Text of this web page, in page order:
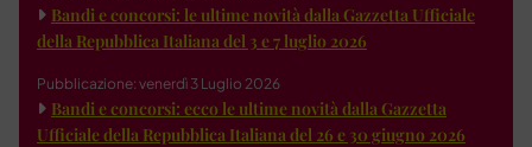
Bandi e concorsi: le ultime novità dalla Gazzetta Ufficiale
della Repubblica Italiana del 3 e 7 luglio 2026
Pubblicazione: venerdì 3 Luglio 2026
Bandi e concorsi: ecco le ultime novità dalla Gazzetta
Ufficiale della Repubblica Italiana del 26 e 30 giugno 2026